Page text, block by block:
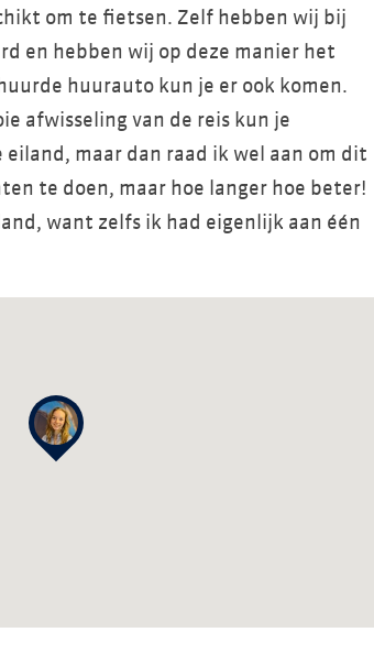
om te fietsen. Zelf hebben wij bij
en hebben wij op deze manier het
huurauto kun je er ook komen.
afwisseling van de reis kun je
maar dan raad ik wel aan om dit
te doen, maar hoe langer hoe beter!
want zelfs ik had eigenlijk aan één